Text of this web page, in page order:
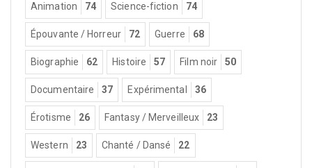
Animation 74 Science-fiction 74
Épouvante / Horreur 72 Guerre 68
Biographie 62 Histoire 57 Film noir 50
Documentaire 37 Expérimental 36
Érotisme 26 Fantasy / Merveilleux 23
Western 23 Chanté / Dansé 22